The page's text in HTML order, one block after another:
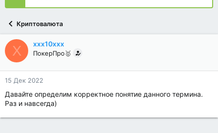
Криптовалюта
X xxx10xxx
ПокерПро🥇
15 Дек 2022
Давайте определим корректное понятие данного термина.
Раз и навсегда)